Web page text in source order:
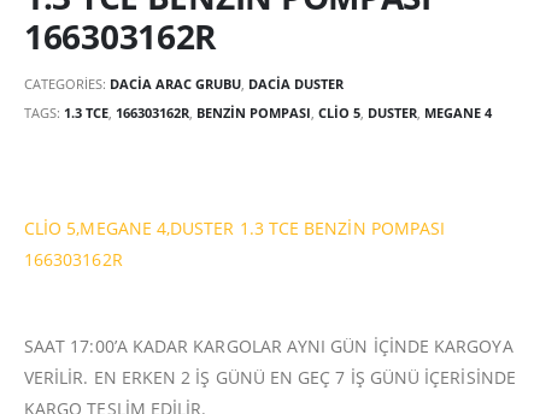
166303162R
CATEGORIES: DACIA ARAC GRUBU, DACIA DUSTER
TAGS: 1.3 TCE 166303162R BENZİN POMPASI CLİO 5 DUSTER MEGANE 4
CLİO 5,MEGANE 4,DUSTER 1.3 TCE BENZİN POMPASI
166303162R
SAAT 17:00’A KADAR KARGOLAR AYNI GÜN İÇİNDE KARGOYA
VERİLİR. EN ERKEN 2 İŞ GÜNÜ EN GEÇ 7 İŞ GÜNÜ İÇERİSİNDE
KARGO TESLİM EDİLİR.